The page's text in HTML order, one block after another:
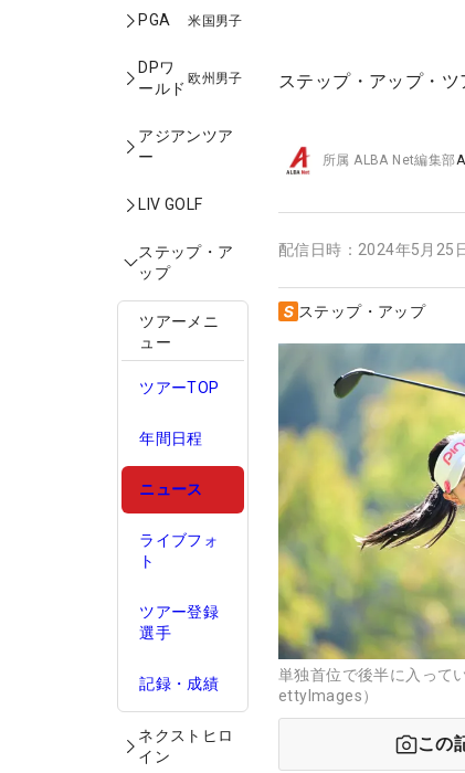
PGA 米国男子
DPワ
ールド
欧州男子
アジアンツア
ー
LIV GOLF
ステップ・ア
ップ
ツアーメニ
ュー
ツアーTOP
年間日程
ニュース
ライブフォ
ト
ツアー登録
選手
記録・成績
ネクストヒロ
イン
ステップ・アップ・ツ
所属ALBA Net編集部
配信日時： 2024年5月25
ステップ・アップ
単独首位で後半に入って
ettyImages）
この